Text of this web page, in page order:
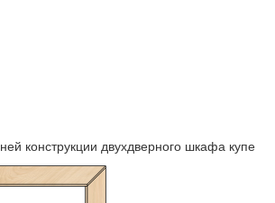
конструкции двухдверного шкафа купе